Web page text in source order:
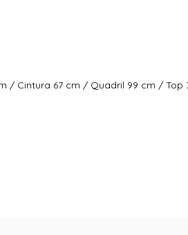
/ Cintura 67 cm / Quadril 99 cm / Top